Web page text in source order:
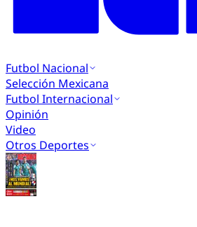
Futbol Nacional
Selección Mexicana
Futbol Internacional
Opinión
Video
Otros Deportes